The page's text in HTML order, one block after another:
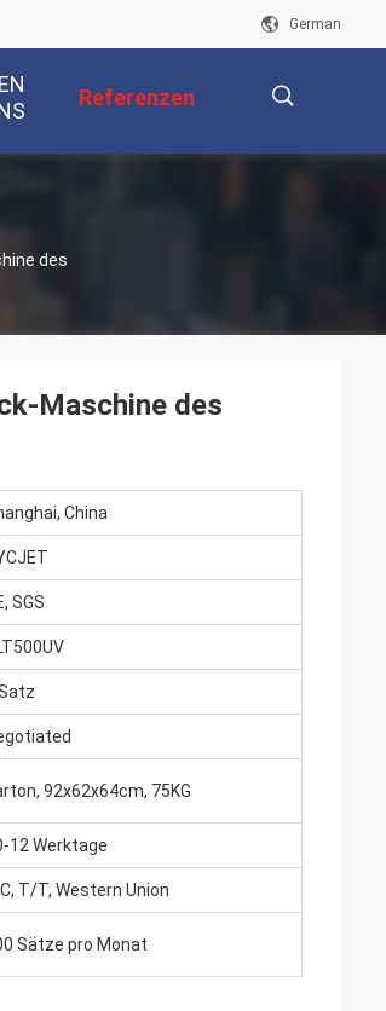
German
Referenzen
des
Maschine des
China
SGS
92x62x64cm, 75KG
12 Werktage
T/T, Western Union
Sätze pro Monat